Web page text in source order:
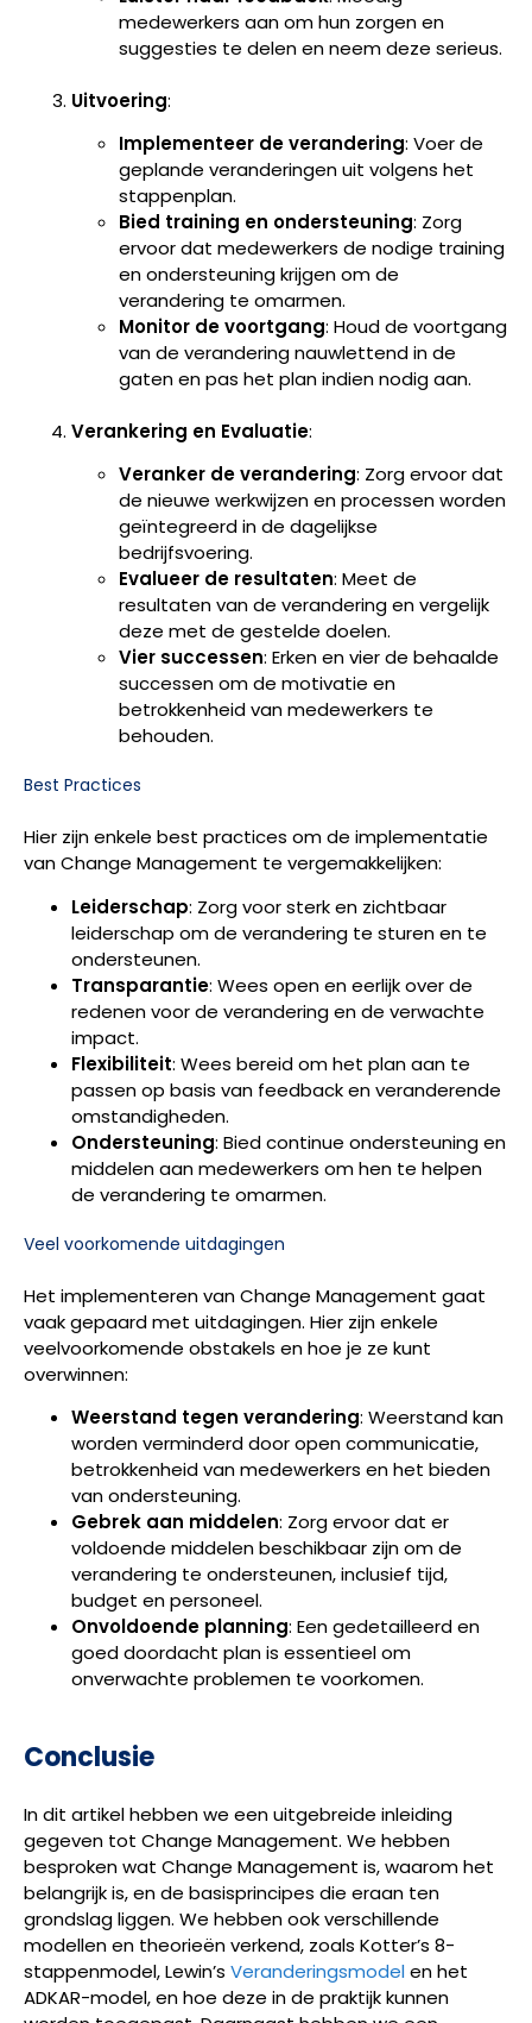
medewerkers aan om hun zorgen en
suggesties te delen en neem deze serieus.
Uitvoering:
Implementeer de verandering: Voer de
geplande veranderingen uit volgens het
stappenplan.
Bied training en ondersteuning: Zorg
ervoor dat medewerkers de nodige training
en ondersteuning krijgen om de
verandering te omarmen.
Monitor de voortgang: Houd de voortgang
van de verandering nauwlettend in de
gaten en pas het plan indien nodig aan.
Verankering en Evaluatie:
Veranker de verandering: Zorg ervoor dat
de nieuwe werkwijzen en processen worden
geïntegreerd in de dagelijkse
bedrijfsvoering.
Evalueer de resultaten: Meet de
resultaten van de verandering en vergelijk
deze met de gestelde doelen.
Vier successen: Erken en vier de behaalde
successen om de motivatie en
betrokkenheid van medewerkers te
behouden.
Best Practices
Hier zijn enkele best practices om de implementatie
van Change Management te vergemakkelijken:
Leiderschap: Zorg voor sterk en zichtbaar
leiderschap om de verandering te sturen en te
ondersteunen.
Transparantie: Wees open en eerlijk over de
redenen voor de verandering en de verwachte
impact.
Flexibiliteit: Wees bereid om het plan aan te
passen op basis van feedback en veranderende
omstandigheden.
Ondersteuning: Bied continue ondersteuning en
middelen aan medewerkers om hen te helpen
de verandering te omarmen.
Veel voorkomende uitdagingen
Het implementeren van Change Management gaat
vaak gepaard met uitdagingen. Hier zijn enkele
veelvoorkomende obstakels en hoe je ze kunt
overwinnen:
Weerstand tegen verandering: Weerstand kan
worden verminderd door open communicatie,
betrokkenheid van medewerkers en het bieden
van ondersteuning.
Gebrek aan middelen: Zorg ervoor dat er
voldoende middelen beschikbaar zijn om de
verandering te ondersteunen, inclusief tijd,
budget en personeel.
Onvoldoende planning: Een gedetailleerd en
goed doordacht plan is essentieel om
onverwachte problemen te voorkomen.
Conclusie
In dit artikel hebben we een uitgebreide inleiding
gegeven tot Change Management. We hebben
besproken wat Change Management is, waarom het
belangrijk is, en de basisprincipes die eraan ten
grondslag liggen. We hebben ook verschillende
modellen en theorieën verkend, zoals Kotter’s 8-
stappenmodel, Lewin’s Veranderingsmodelen het
ADKAR-model, en hoe deze in de praktijk kunnen